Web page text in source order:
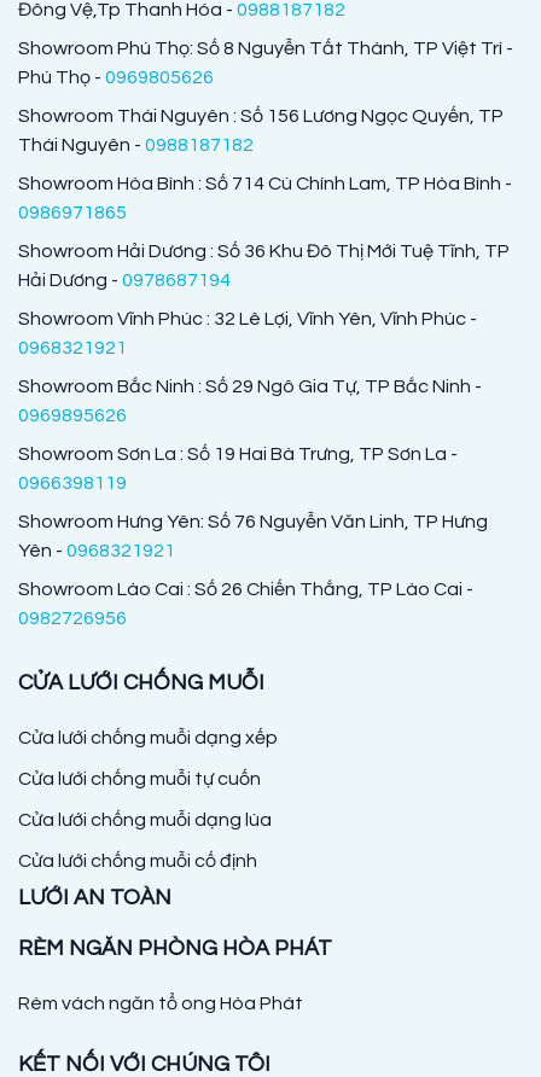
Đông Vệ,Tp Thanh Hóa - 0988187182
Showroom Phú Thọ: Số 8 Nguyễn Tất Thành, TP Việt Trì -
Phú Thọ - 0969805626
Showroom Thái Nguyên : Số 156 Lương Ngọc Quyến, TP
Thái Nguyên - 0988187182
Showroom Hòa Bình : Số 714 Cù Chính Lam, TP Hòa Bình -
0986971865
Showroom Hải Dương : Số 36 Khu Đô Thị Mới Tuệ Tĩnh, TP
Hải Dương - 0978687194
Showroom Vĩnh Phúc : 32 Lê Lợi, Vĩnh Yên, Vĩnh Phúc -
0968321921
Showroom Bắc Ninh : Số 29 Ngô Gia Tự, TP Bắc Ninh -
0969895626
Showroom Sơn La : Số 19 Hai Bà Trưng, TP Sơn La -
0966398119
Showroom Hưng Yên: Số 76 Nguyễn Văn Linh, TP Hưng
Yên - 0968321921
Showroom Lào Cai : Số 26 Chiến Thắng, TP Lào Cai -
0982726956
CỬA LƯỚI CHỐNG MUỖI
Cửa lưới chống muỗi dạng xếp
Cửa lưới chống muỗi tự cuốn
Cửa lưới chống muỗi dạng lùa
Cửa lưới chống muỗi cố định
LƯỚI AN TOÀN
RÈM NGĂN PHÒNG HÒA PHÁT
Rèm vách ngăn tổ ong Hòa Phát
KẾT NỐI VỚI CHÚNG TÔI